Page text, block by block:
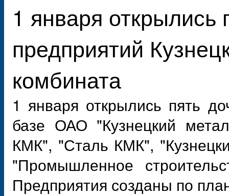
1 января открылись
предприятий
комбината
1 января открылись пять
базе ОАО "Кузнецкий
КМК", "Сталь КМК",
"Промышленное
Предприятия созданы по